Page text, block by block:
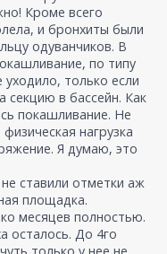
Кроме всего
и бронхиты были
одуванчиков. В
по типу
только если
секцию в бассейн. Как
покашливание. Не
нагрузка
Я думаю, это
ставили отметки аж
площадка.
месяцев полностью.
осталось. До 4го